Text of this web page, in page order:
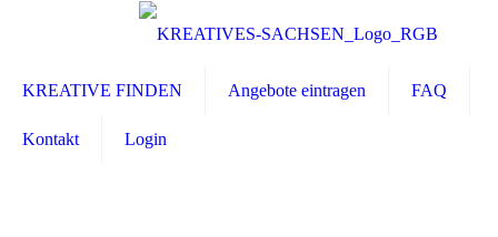
KREATIVE FINDEN Angebote eintragen FAQ
Kontakt Login